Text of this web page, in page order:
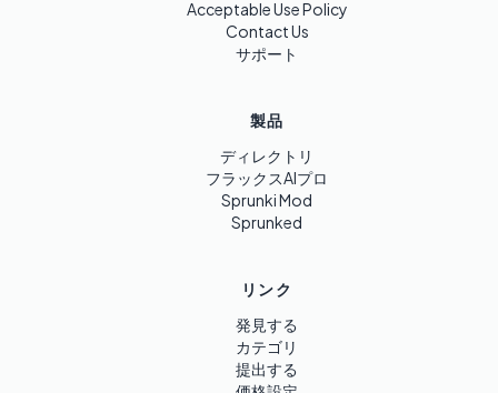
Acceptable Use Policy
Contact Us
サポート
製品
ディレクトリ
フラックスAIプロ
Sprunki Mod
Sprunked
リンク
発見する
カテゴリ
提出する